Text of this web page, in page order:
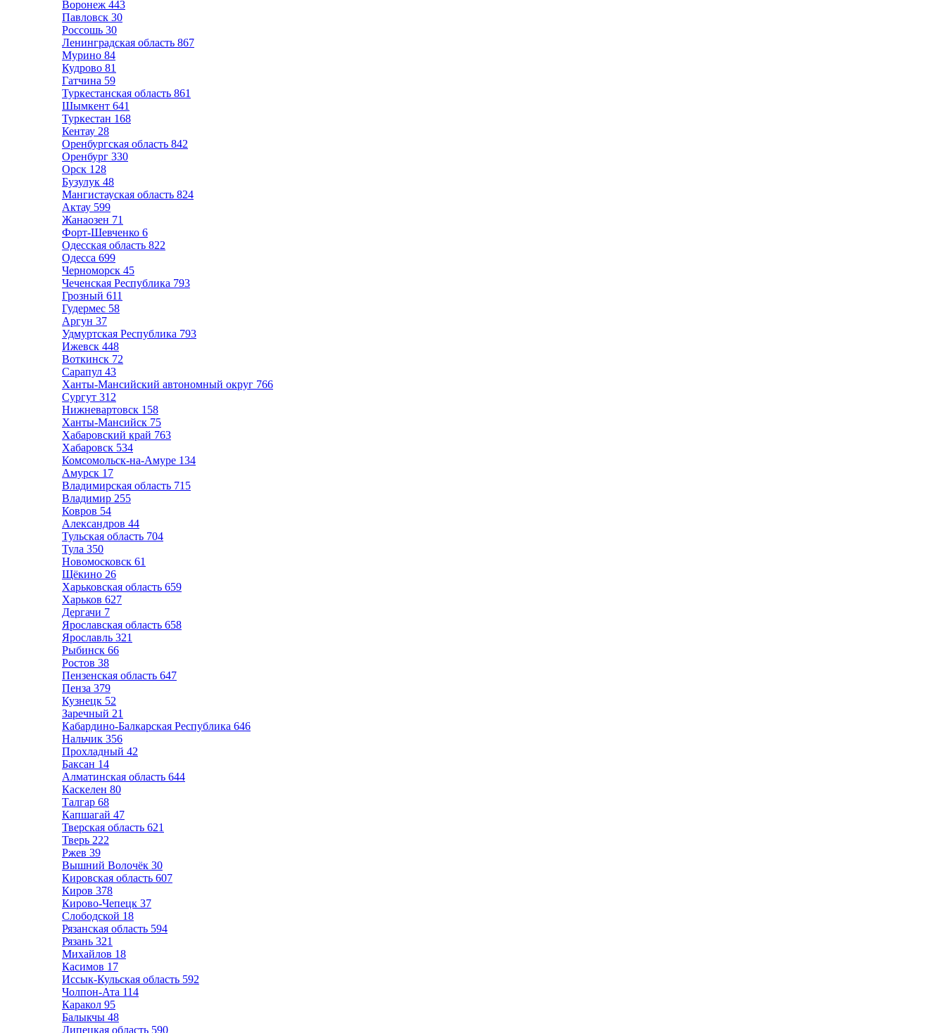
Воронеж 443
Павловск 30
Россошь 30
Ленинградская область 867
Мурино 84
Кудрово 81
Гатчина 59
Туркестанская область 861
Шымкент 641
Туркестан 168
Кентау 28
Оренбургская область 842
Оренбург 330
Орск 128
Бузулук 48
Мангистауская область 824
Актау 599
Жанаозен 71
Форт-Шевченко 6
Одесская область 822
Одесса 699
Черноморск 45
Чеченская Республика 793
Грозный 611
Гудермес 58
Аргун 37
Удмуртская Республика 793
Ижевск 448
Воткинск 72
Сарапул 43
Ханты-Мансийский автономный округ 766
Сургут 312
Нижневартовск 158
Ханты-Мансийск 75
Хабаровский край 763
Хабаровск 534
Комсомольск-на-Амуре 134
Амурск 17
Владимирская область 715
Владимир 255
Ковров 54
Александров 44
Тульская область 704
Тула 350
Новомосковск 61
Щёкино 26
Харьковская область 659
Харьков 627
Дергачи 7
Ярославская область 658
Ярославль 321
Рыбинск 66
Ростов 38
Пензенская область 647
Пенза 379
Кузнецк 52
Заречный 21
Кабардино-Балкарская Республика 646
Нальчик 356
Прохладный 42
Баксан 14
Алматинская область 644
Каскелен 80
Талгар 68
Капшагай 47
Тверская область 621
Тверь 222
Ржев 39
Вышний Волочёк 30
Кировская область 607
Киров 378
Кирово-Чепецк 37
Слободской 18
Рязанская область 594
Рязань 321
Михайлов 18
Касимов 17
Иссык-Кульская область 592
Чолпон-Ата 114
Каракол 95
Балыкчы 48
Липецкая область 590